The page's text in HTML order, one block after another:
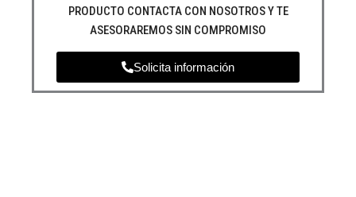
PRODUCTO CONTACTA CON NOSOTROS Y TE
ASESORAREMOS SIN COMPROMISO
Solicita información